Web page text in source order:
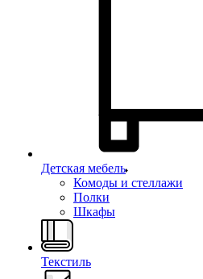
Детская мебель
Комоды и стеллажи
Полки
Шкафы
Текстиль